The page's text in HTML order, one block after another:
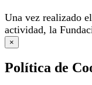
Una vez realizado
actividad, la
×
Política de